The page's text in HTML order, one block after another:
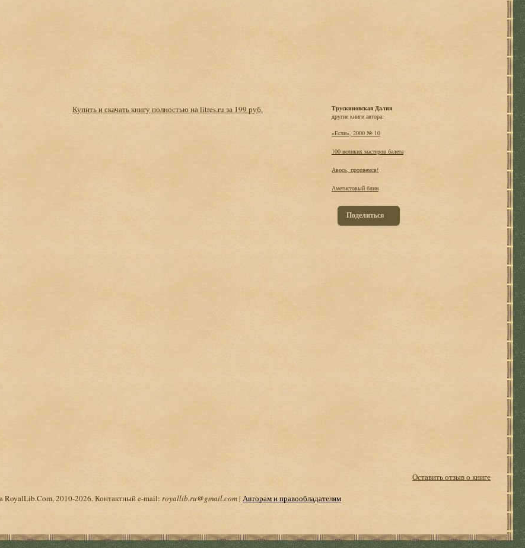
Купить и скачать книгу полностью на litres.ru за 199 руб.
Трускиновская Далия
другие книги автора:
«Если», 2000 № 10
100 великих мастеров балета
Авось, прорвемся!
Аметистовый блин
Поделиться
Оставить отзыв о книге
RoyalLib.Com, 2010-2026. Контактный e-mail: royallib.ru@gmail.com| Авторам и правообладателям